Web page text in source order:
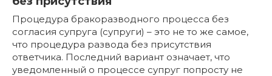
Процедура бракоразводного процесса без
согласия супруга (супруги) – это не то же самое,
что процедура развода без присутствия
ответчика. Последний вариант означает, что
уведомленный о процессе супруг попросту не